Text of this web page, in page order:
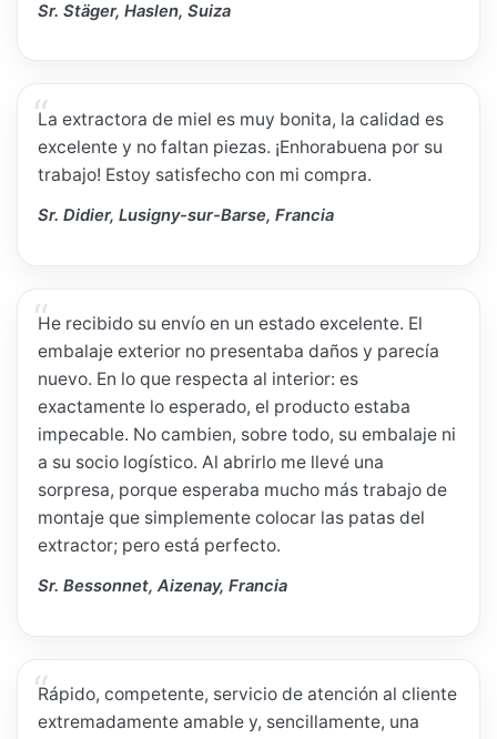
Sr. Stäger, Haslen, Suiza
La extractora de miel es muy bonita, la calidad es
excelente y no faltan piezas. ¡Enhorabuena por su
trabajo! Estoy satisfecho con mi compra.
Sr. Didier, Lusigny-sur-Barse, Francia
He recibido su envío en un estado excelente. El
embalaje exterior no presentaba daños y parecía
nuevo. En lo que respecta al interior: es
exactamente lo esperado, el producto estaba
impecable. No cambien, sobre todo, su embalaje ni
a su socio logístico. Al abrirlo me llevé una
sorpresa, porque esperaba mucho más trabajo de
montaje que simplemente colocar las patas del
extractor; pero está perfecto.
Sr. Bessonnet, Aizenay, Francia
Rápido, competente, servicio de atención al cliente
extremadamente amable y, sencillamente, una